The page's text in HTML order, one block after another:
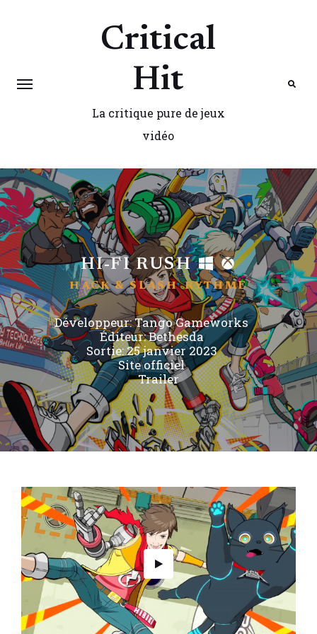
Critical
Hit
La critique pure de jeux
vidéo
HI-FI RUSH
HACK & SLASH RYTHME
Développeur:Tango Gameworks
Éditeur:Bethesda
Sortie: 25 janvier 2023
Site officiel
Trailer